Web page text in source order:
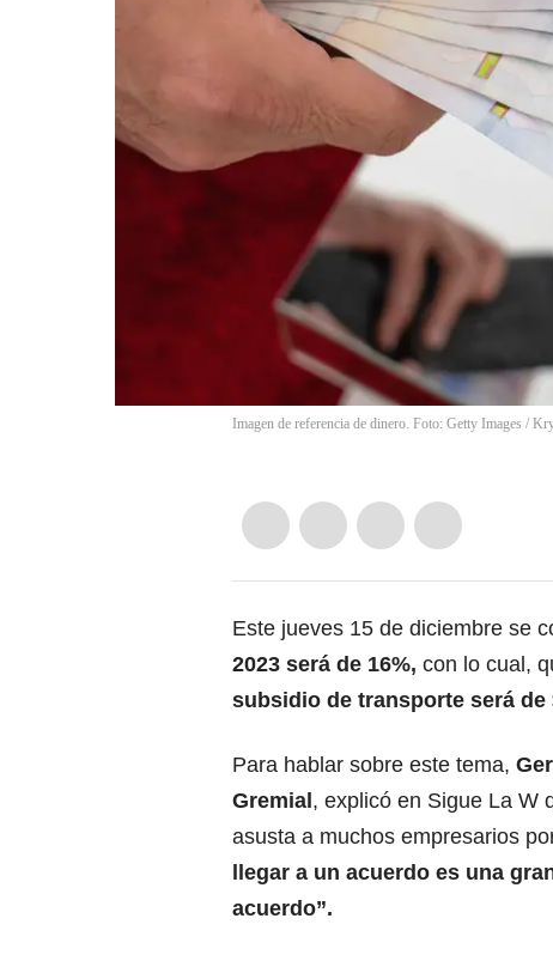
Imagen de referencia de dinero. Foto: Getty Images /
Este jueves 15 de diciembre se
2023 será de 16%, con lo cual,
subsidio de transporte será de
Para hablar sobre este tema,
Gremial , explicó en Sigue La W
asusta a muchos empresarios
llegar a un acuerdo es una
acuerdo”.